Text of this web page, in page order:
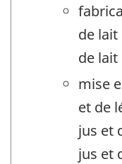
de lait
de
mise
et de
jus et
jus et